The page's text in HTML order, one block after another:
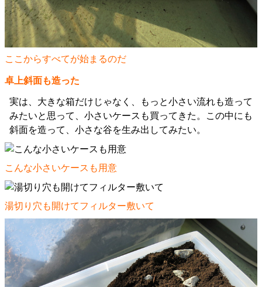
ここからすべてが始まるのだ
卓上斜面も造った
実は、大きな箱だけじゃなく、もっと小さい流れも造って
みたいと思って、小さいケースも買ってきた。この中にも
斜面を造って、小さな谷を生み出してみたい。
こんな小さいケースも用意
湯切り穴も開けてフィルター敷いて